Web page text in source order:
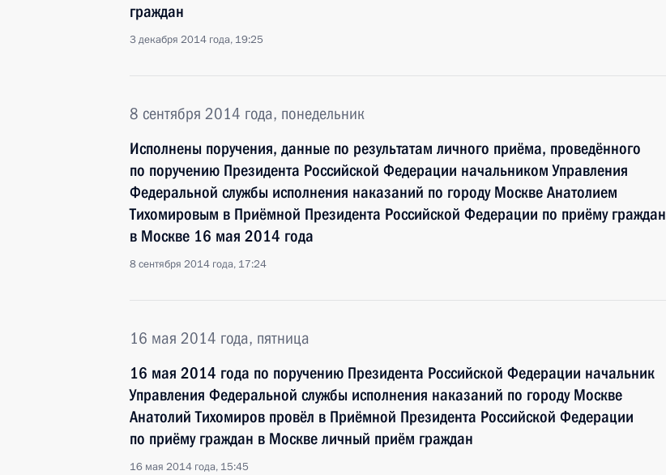
граждан
3 декабря 2014 года, 19:25
8 сентября 2014 года, понедельник
Исполнены поручения, данные по результатам личного приёма, проведённого
по поручению Президента Российской Федерации начальником Управления
Федеральной службы исполнения наказаний по городу Москве Анатолием
Тихомировым в Приёмной Президента Российской Федерации по приёму граждан
в Москве 16 мая 2014 года
8 сентября 2014 года, 17:24
16 мая 2014 года, пятница
16 мая 2014 года по поручению Президента Российской Федерации начальник
Управления Федеральной службы исполнения наказаний по городу Москве
Анатолий Тихомиров провёл в Приёмной Президента Российской Федерации
по приёму граждан в Москве личный приём граждан
16 мая 2014 года, 15:45